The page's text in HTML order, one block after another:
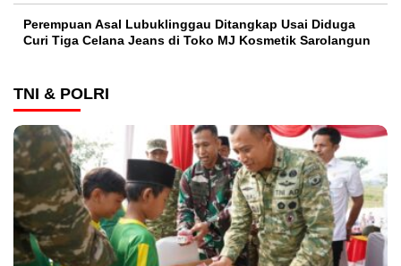
Perempuan Asal Lubuklinggau Ditangkap Usai Diduga
Curi Tiga Celana Jeans di Toko MJ Kosmetik Sarolangun
TNI & POLRI